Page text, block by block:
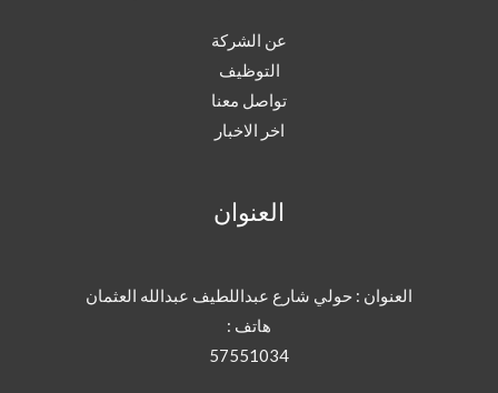
عن الشركة
التوظيف
تواصل معنا
اخر الاخبار
العنوان
العنوان : حولي شارع عبداللطيف عبدالله العثمان
هاتف :
57551034